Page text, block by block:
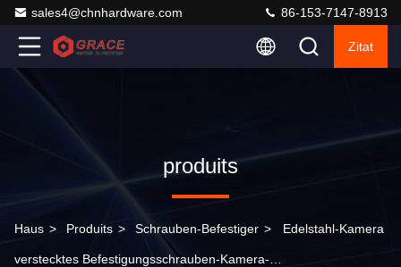
sales4@chnhardware.com 86-153-7147-8913
Zitat
produits
Haus > Produits > Schrauben-Befestiger > Edelstahl-Kamera
verstecktes Befestigungsschrauben-Kamera-